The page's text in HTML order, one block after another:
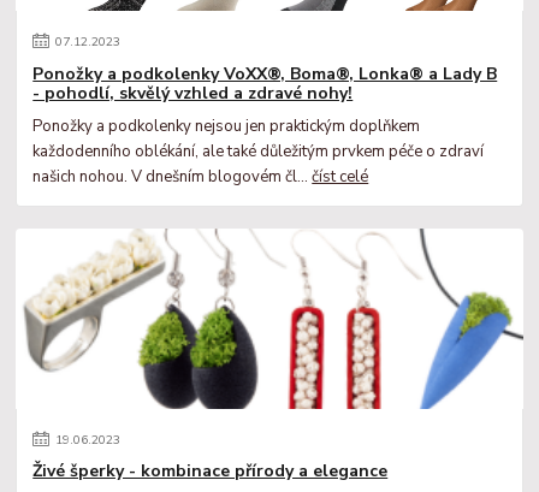
07.12.2023
Ponožky a podkolenky VoXX®, Boma®, Lonka® a Lady B
- pohodlí, skvělý vzhled a zdravé nohy!
Ponožky a podkolenky nejsou jen praktickým doplňkem
každodenního oblékání, ale také důležitým prvkem péče o zdraví
našich nohou. V dnešním blogovém čl...číst celé
19.06.2023
Živé šperky - kombinace přírody a elegance